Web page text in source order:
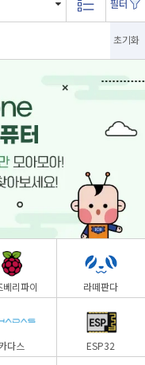
초기화
베리파이 라떼판다
다스 ESP32